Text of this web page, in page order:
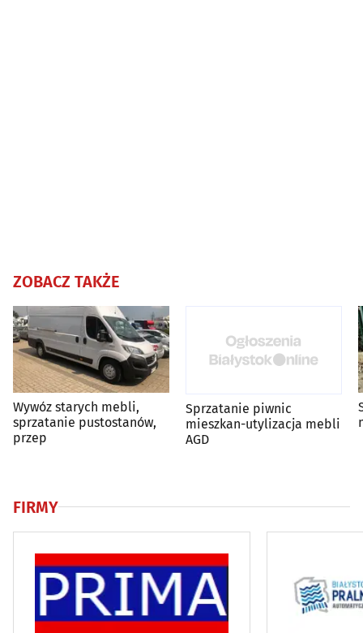
ZOBACZ TAKŻE
Wywóz starych mebli,
sprzatanie pustostanów,
przep
Sprzatanie piwnic
mieszkan-utylizacja mebli
AGD
FIRMY